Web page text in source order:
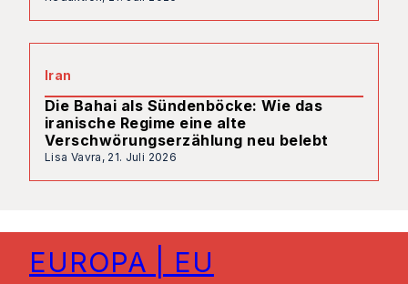
Iran
Die Bahai als Sündenböcke: Wie das
iranische Regime eine alte
Verschwörungserzählung neu belebt
Lisa Vavra, 21. Juli 2026
EUROPA | EU